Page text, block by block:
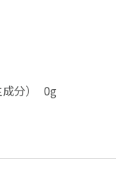
分） 0g